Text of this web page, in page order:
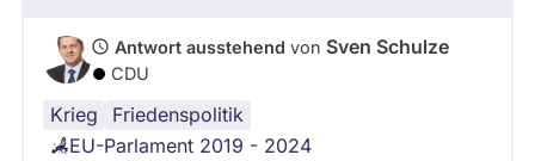
Antwort ausstehend von Sven Schulze
CDU
Krieg Friedenspolitik
Russland
EU-Parlament 2019 - 2024